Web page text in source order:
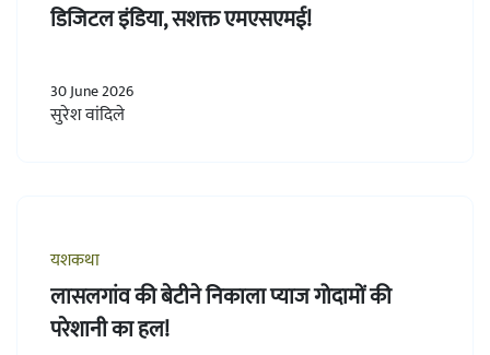
डिजिटल इंडिया, सशक्त एमएसएमई!
30 June 2026
सुरेश वांदिले
यशकथा
लासलगांव की बेटीने निकाला प्याज गोदामों की
परेशानी का हल!